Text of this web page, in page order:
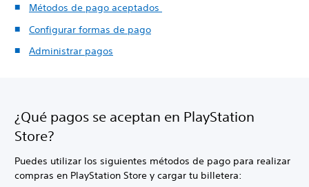
Métodos de pago aceptados
Configurar formas de pago
Administrar pagos
¿Qué pagos se aceptan en PlayStation
Store?
Puedes utilizar los siguientes métodos de pago para realizar
compras en PlayStation Store y cargar tu billetera: